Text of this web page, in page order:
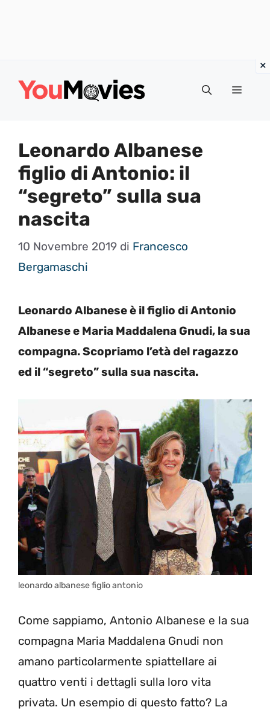
Menu
Leonardo Albanese
figlio di Antonio: il
“segreto” sulla sua
nascita
10 Novembre 2019 di Francesco
Bergamaschi
Leonardo Albanese è il figlio di Antonio
Albanese e Maria Maddalena Gnudi, la sua
compagna. Scopriamo l’età del ragazzo
ed il “segreto” sulla sua nascita.
leonardo albanese figlio antonio
Come sappiamo, Antonio Albanese e la sua
compagna Maria Maddalena Gnudi non
amano particolarmente spiattellare ai
quattro venti i dettagli sulla loro vita
privata. Un esempio di questo fatto? La